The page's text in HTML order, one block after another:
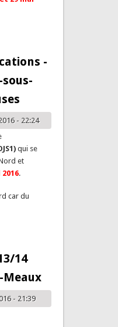
- 28 et 29 Mai -
-
- 22:24
qui se
et
.
car du
- 2-3 avr. 2016 - La
14
Meaux
- 21:39